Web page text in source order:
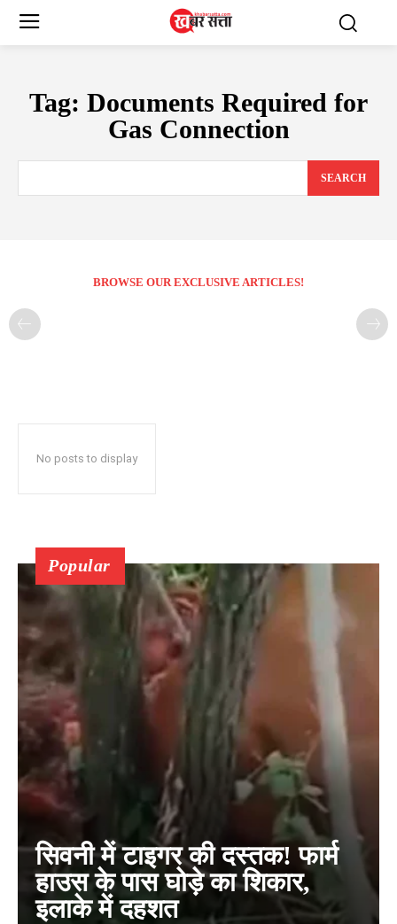
Tag: Documents Required for
Gas Connection
SEARCH
BROWSE OUR EXCLUSIVE ARTICLES!
No posts to display
Popular
सिवनी में टाइगर की दस्तक! फार्म
हाउस के पास घोड़े का शिकार,
इलाके में दहशत